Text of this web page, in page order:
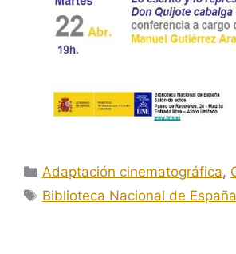
Categorías
Adaptación cinematográfica,
Etiquetas
Biblioteca Nacional de España